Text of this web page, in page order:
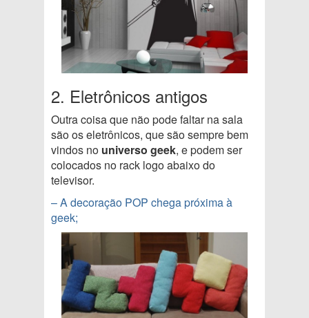
2. Eletrônicos antigos
Outra coisa que não pode faltar na sala
são os eletrônicos, que são sempre bem
vindos no universo geek, e podem ser
colocados no rack logo abaixo do
televisor.
– A decoração POP chega próxima à
geek;